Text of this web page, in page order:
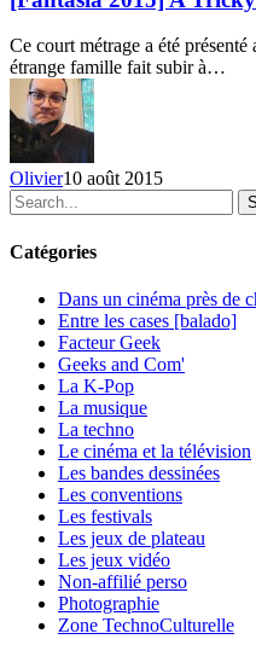
Tricky
Treat
Ce court métrage a été
étrange famille fait subir à…
Olivier10 août 2015
Catégories
Dans un cinéma près de
Entre les cases [balado]
Facteur Geek
Geeks and Com'
La K-Pop
La musique
La techno
Le cinéma et la télévision
Les bandes dessinées
Les conventions
Les festivals
Les jeux de plateau
Les jeux vidéo
Non-affilié perso
Photographie
Zone TechnoCulturelle